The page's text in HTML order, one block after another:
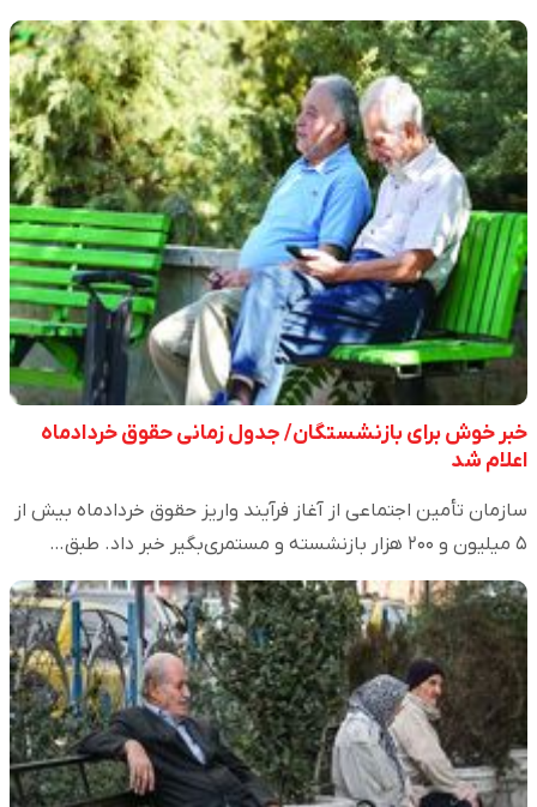
خبر خوش برای بازنشستگان/ جدول زمانی حقوق خردادماه
اعلام شد
سازمان تأمین اجتماعی از آغاز فرآیند واریز حقوق خردادماه بیش از
۵ میلیون و ۲۰۰ هزار بازنشسته و مستمری‌بگیر خبر داد. طبق…